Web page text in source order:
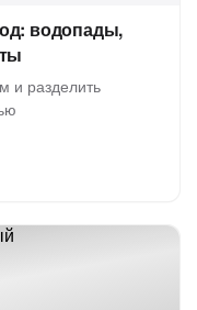
водопады,
и разделить